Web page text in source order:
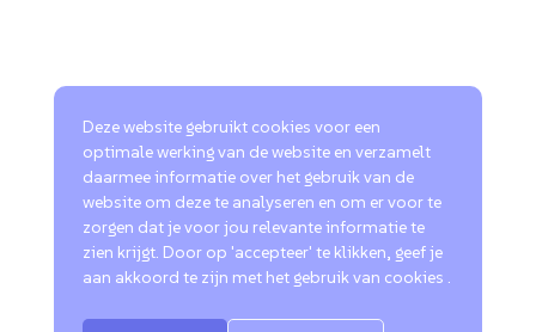
Deze website gebruikt cookies voor een
optimale werking van de website en verzamelt
daarmee informatie over het gebruik van de
website om deze te analyseren en om er voor te
zorgen dat je voor jou relevante informatie te
zien krijgt. Door op 'accepteer' te klikken, geef je
aan akkoord te zijn met het gebruik van cookies .